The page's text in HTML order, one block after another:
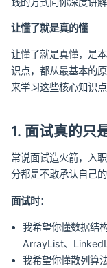
让懂了就是真的懂
让懂了就是真懂，是
识点，都从最基本的
来学习这些核心知识
1. 面试真的只
常说面试造火箭，入
分都是不敢承认自己
面试时：
我希望你懂数据结
ArrayList、
我希望你懂散列算